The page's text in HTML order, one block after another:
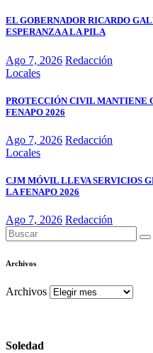
EL GOBERNADOR RICARDO
ESPERANZA A LA PILA
Ago 7, 2026 Redacción
Locales
PROTECCIÓN CIVIL MANTIENE
FENAPO 2026
Ago 7, 2026 Redacción
Locales
CJM MÓVIL LLEVA SERVICIOS
LA FENAPO 2026
Ago 7, 2026 Redacción
Archivos
Archivos
Soledad